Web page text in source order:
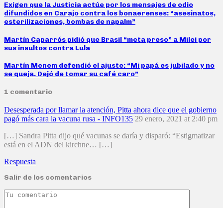
Exigen que la Justicia actúe por los mensajes de odio
difundidos en Carajo contra los bonaerenses: “asesinatos,
esterilizaciones, bombas de napalm”
Martín Caparrós pidió que Brasil “meta preso” a Milei por
sus insultos contra Lula
Martín Menem defendió el ajuste: “Mi papá es jubilado y no
se queja. Dejó de tomar su café caro”
1 comentario
Desesperada por llamar la atención, Pitta ahora dice que el gobierno
pagó más cara la vacuna rusa - INFO135 29 enero, 2021 at 2:40 pm
[…] Sandra Pitta dijo qué vacunas se daría y disparó: “Estigmatizar
está en el ADN del kirchne… […]
Respuesta
Salir de los comentarios